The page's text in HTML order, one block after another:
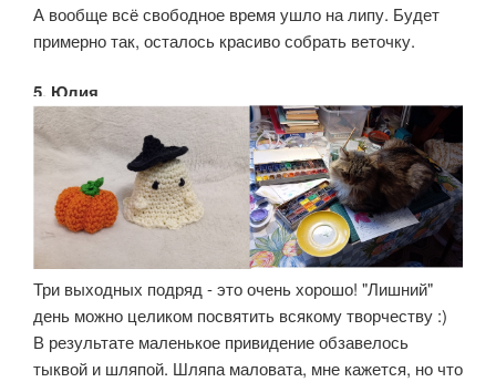
А вообще всё свободное время ушло на липу. Будет
примерно так, осталось красиво собрать веточку.
5. Юлия
Три выходных подряд - это очень хорошо! "Лишний"
день можно целиком посвятить всякому творчеству :)
В результате маленькое привидение обзавелось
тыквой и шляпой. Шляпа маловата, мне кажется, но что